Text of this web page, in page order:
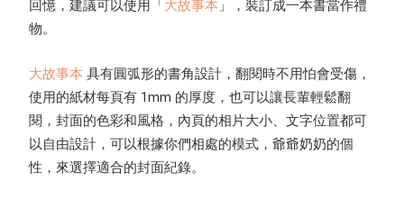
回憶，建議可以使用「大故事本 」，裝訂成一本書當作禮
物。
大故事本 具有圓弧形的書角設計，翻閱時不用怕會受傷，
使用的紙材每頁有 1mm 的厚度，也可以讓長輩輕鬆翻
閱，封面的色彩和風格，內頁的相片大小、文字位置都可
以自由設計，可以根據你們相處的模式，爺爺奶奶的個
性，來選擇適合的封面紀錄。